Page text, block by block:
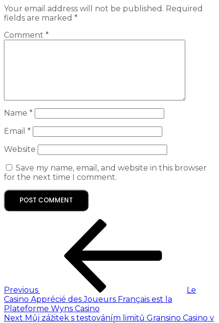
Your email address will not be published. Required
fields are marked *
Comment *
Name *
Email *
Website
Save my name, email, and website in this browser
for the next time I comment.
Previous
Le
Casino Apprécié des Joueurs Français est la
Plateforme Wyns Casino
Next Můj zážitek s testováním limitů Gransino Casino v